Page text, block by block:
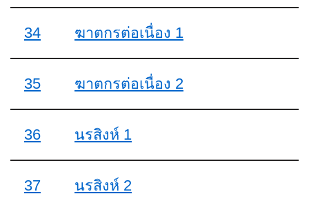
34 ฆาตกรต่อเนื่อง 1
35 ฆาตกรต่อเนื่อง 2
36 นรสิงห์ 1
37 นรสิงห์ 2